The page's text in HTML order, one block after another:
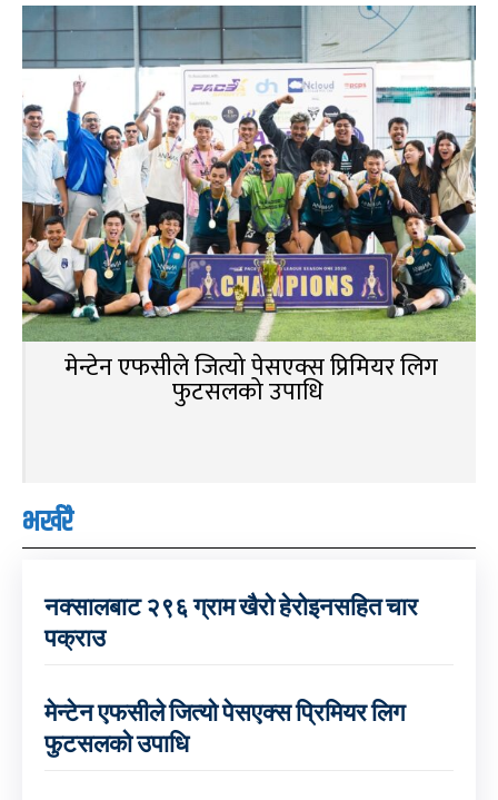
मेन्टेन एफसीले जित्यो पेसएक्स प्रिमियर लिग
फुटसलको उपाधि
भर्खरै
नक्सालबाट २९६ ग्राम खैरो हेरोइनसहित चार
पक्राउ
मेन्टेन एफसीले जित्यो पेसएक्स प्रिमियर लिग
फुटसलको उपाधि